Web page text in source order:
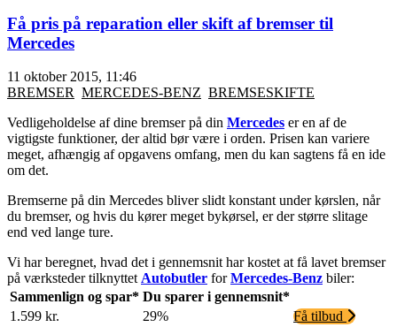
Få pris på reparation eller skift af bremser til
Mercedes
11 oktober 2015, 11:46
BREMSER MERCEDES-BENZ BREMSESKIFTE
Vedligeholdelse af dine bremser på din Mercedes er en af de
vigtigste funktioner, der altid bør være i orden. Prisen kan variere
meget, afhængig af opgavens omfang, men du kan sagtens få en ide
om det.
Bremserne på din Mercedes bliver slidt konstant under kørslen, når
du bremser, og hvis du kører meget bykørsel, er der større slitage
end ved lange ture.
Vi har beregnet, hvad det i gennemsnit har kostet at få lavet bremser
på værksteder tilknyttetAutobutler forMercedes-Benz biler:
Sammenlign og spar* Du sparer i gennemsnit*
1.599 kr.
29%
Få tilbud